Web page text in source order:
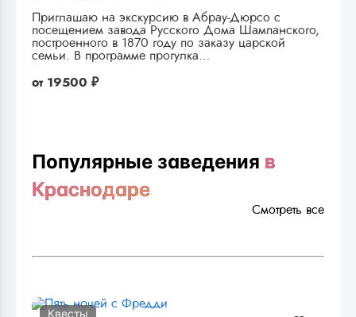
Приглашаю на экскурсию в Абрау-Дюрсо с
посещением завода Русского Дома Шампанского,
построенного в 1870 году по заказу царской
семьи. В программе прогулка…
от 19500 ₽
Популярные заведения в
Краснодаре
Смотреть все
Квесты